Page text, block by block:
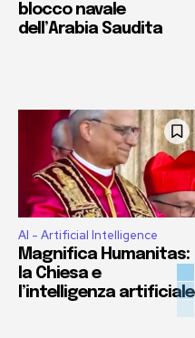
blocco navale
dell’Arabia Saudita
AI - Artificial Intelligence
Magnifica Humanitas:
la Chiesa e
l’intelligenza artificiale